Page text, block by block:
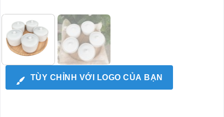
TÙY CHỈNH VỚI LOGO CỦA BẠN